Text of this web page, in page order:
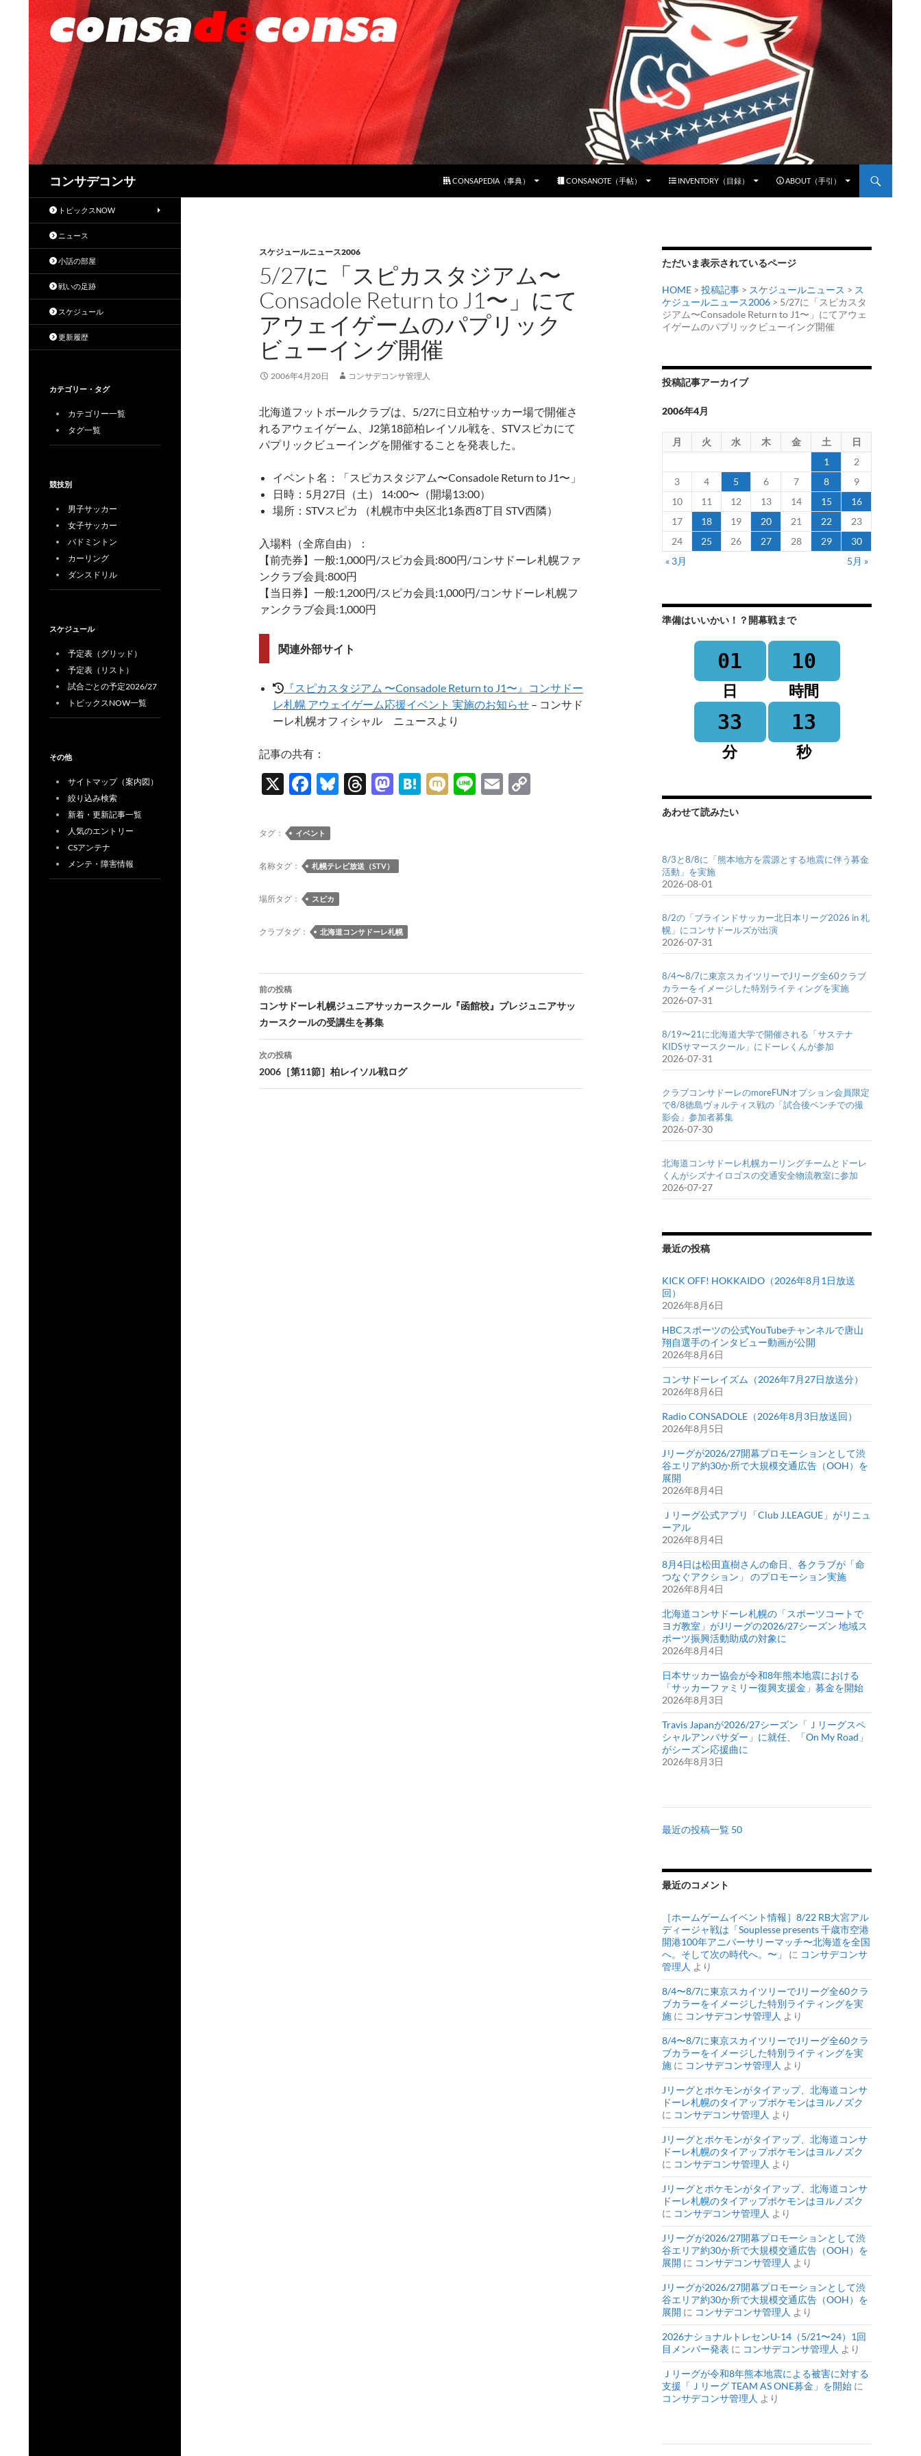
コンサデコンサ
CONSAPEDIA（事典）
CONSANOTE（手帖） INVENTORY（目録） ABOUT（手引）
スケジュールニュース2006
5/27に「スピカスタジアム〜
Consadole Return to J1〜」にて
アウェイゲームのパプリック
ビューイング開催
2006年4月20日 コンサデコンサ管理人
北海道フットボールクラブは、5/27に日立柏サッカー場で開催さ
れるアウェイゲーム、J2第18節柏レイソル戦を、STVスピカにて
パプリックビューイングを開催することを発表した。
イベント名：「スピカスタジアム〜Consadole Return to J1〜」
日時：5月27日（土） 14:00〜（開場13:00）
場所：STVスピカ （札幌市中央区北1条西8丁目 STV西隣）
入場料（全席自由）：
【前売券】一般:1,000円/スピカ会員:800円/コンサドーレ札幌ファ
ンクラブ会員:800円
【当日券】一般:1,200円/スピカ会員:1,000円/コンサドーレ札幌フ
ァンクラブ会員:1,000円
関連外部サイト
『スピカスタジアム 〜Consadole Return to J1〜』コンサドー
レ札幌 アウェイゲーム応援イベント 実施のお知らせ – コンサド
ーレ札幌オフィシャル ニュースより
記事の共有：
X
F
e
o
o
Bl
y
T
ds
M
o
H
M Li
E
タグ： イベント
名称タグ： 札幌テレビ放送（STV）
場所タグ： スピカ
クラブタグ： 北海道コンサドーレ札幌
投
稿
ナ
ビ
ゲ
前の投稿
コンサドーレ札幌ジュニアサッカースクール『函館校』プレジュニアサッ
カースクールの受講生を募集
次の投稿
2006［第11節］柏レイソル戦ログ
ただいま表示されているページ
HOME > 投稿記事 > スケジュールニュース > ス
ケジュールニュース2006 > 5/27に「スピカスタ
ジアム〜Consadole Return to J1〜」にてアウェ
イゲームのパプリックビューイング開催
投稿記事アーカイブ
2006年4月
月 火 水 木 金 土
日
1
2
3
4 5 6 7 8
9
10
11 12 13 14 15
16
17
18 19 20 21 22
23
24
25 26 27 28 29
30
« 3月
5月 »
準備はいいかい！？開幕戦まで
01
日
10
時間
33
分
13
秒
あわせて読みたい
8/3と8/8に「熊本地方を震源とする地震に伴う募金
活動」を実施
2026-08-01
8/2の「ブラインドサッカー北日本リーグ2026 in 札
幌」にコンサドールズが出演
2026-07-31
8/4〜8/7に東京スカイツリーでJリーグ全60クラブ
カラーをイメージした特別ライティングを実施
2026-07-31
8/19〜21に北海道大学で開催される「サステナ
KIDSサマースクール」にドーレくんが参加
2026-07-31
クラブコンサドーレのmoreFUNオプション会員限定
で8/8徳島ヴォルティス戦の「試合後ベンチでの撮
影会」参加者募集
2026-07-30
北海道コンサドーレ札幌カーリングチームとドーレ
くんがシズナイロゴスの交通安全物流教室に参加
2026-07-27
最近の投稿
KICK OFF! HOKKAIDO（2026年8月1日放送
回）
2026年8月6日
HBCスポーツの公式YouTubeチャンネルで唐山
翔自選手のインタビュー動画が公開
2026年8月6日
コンサドーレイズム（2026年7月27日放送分）
2026年8月6日
Radio CONSADOLE（2026年8月3日放送回）
2026年8月5日
Jリーグが2026/27開幕プロモーションとして渋
谷エリア約30か所で大規模交通広告（OOH）を
展開
2026年8月4日
Ｊリーグ公式アプリ「Club J.LEAGUE」がリニュ
ーアル
2026年8月4日
8月4日は松田直樹さんの命日、各クラブが「命
つなぐアクション」 のプロモーション実施
2026年8月4日
北海道コンサドーレ札幌の「スポーツコートで
ヨガ教室」がJリーグの2026/27シーズン 地域ス
ポーツ振興活動助成の対象に
2026年8月4日
日本サッカー協会が令和8年熊本地震における
「サッカーファミリー復興支援金」募金を開始
2026年8月3日
Travis Japanが2026/27シーズン「Ｊリーグスペ
シャルアンバサダー」に就任、「On My Road」
がシーズン応援曲に
2026年8月3日
最近の投稿一覧 50
最近のコメント
［ホームゲームイベント情報］8/22 RB大宮アル
ディージャ戦は「Souplesse presents 千歳市空港
開港100年アニバーサリーマッチ〜北海道を全国
へ。そして次の時代へ。〜」
に コンサデコンサ
管理人 より
8/4〜8/7に東京スカイツリーでJリーグ全60クラ
ブカラーをイメージした特別ライティングを実
施 に コンサデコンサ管理人 より
8/4〜8/7に東京スカイツリーでJリーグ全60クラ
ブカラーをイメージした特別ライティングを実
施 に コンサデコンサ管理人 より
Jリーグとポケモンがタイアップ、北海道コンサ
ドーレ札幌のタイアップポケモンはヨルノズク
に コンサデコンサ管理人 より
Jリーグとポケモンがタイアップ、北海道コンサ
ドーレ札幌のタイアップポケモンはヨルノズク
に コンサデコンサ管理人 より
Jリーグとポケモンがタイアップ、北海道コンサ
ドーレ札幌のタイアップポケモンはヨルノズク
に コンサデコンサ管理人 より
Jリーグが2026/27開幕プロモーションとして渋
谷エリア約30か所で大規模交通広告（OOH）を
展開 に コンサデコンサ管理人 より
Jリーグが2026/27開幕プロモーションとして渋
谷エリア約30か所で大規模交通広告（OOH）を
展開 に コンサデコンサ管理人 より
2026ナショナルトレセンU-14（5/21〜24）1回
目メンバー発表 に コンサデコンサ管理人 より
Ｊリーグが令和8年熊本地震による被害に対する
支援「Ｊリーグ TEAM AS ONE募金」を開始 に
コンサデコンサ管理人 より
トピックスNOW
ニュース
小話の部屋
戦いの足跡
スケジュール
更新履歴
カテゴリー・タグ
カテゴリー一覧
タグ一覧
競技別
男子サッカー
女子サッカー
バドミントン
カーリング
ダンスドリル
スケジュール
予定表（グリッド）
予定表（リスト）
試合ごとの予定2026/27
トピックスNOW一覧
その他
サイトマップ（案内図）
絞り込み検索
新着・更新記事一覧
人気のエントリー
CSアンテナ
メンテ・障害情報